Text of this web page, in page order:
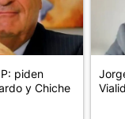
piden
y Chiche